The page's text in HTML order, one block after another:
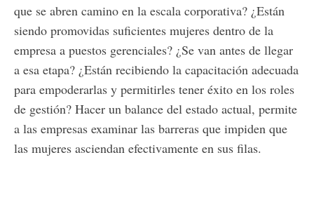
que se abren camino en la escala corporativa? ¿Están
siendo promovidas suficientes mujeres dentro de la
empresa a puestos gerenciales? ¿Se van antes de llegar
a esa etapa? ¿Están recibiendo la capacitación adecuada
para empoderarlas y permitirles tener éxito en los roles
de gestión? Hacer un balance del estado actual, permite
a las empresas examinar las barreras que impiden que
las mujeres asciendan efectivamente en sus filas.